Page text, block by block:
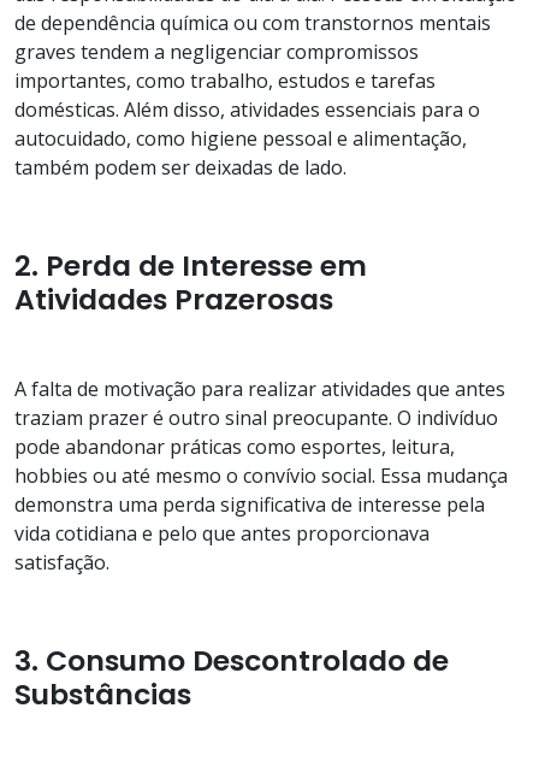
de dependência química ou com transtornos mentais
graves tendem a negligenciar compromissos
importantes, como trabalho, estudos e tarefas
domésticas. Além disso, atividades essenciais para o
autocuidado, como higiene pessoal e alimentação,
também podem ser deixadas de lado.
2. Perda de Interesse em
Atividades Prazerosas
A falta de motivação para realizar atividades que antes
traziam prazer é outro sinal preocupante. O indivíduo
pode abandonar práticas como esportes, leitura,
hobbies ou até mesmo o convívio social. Essa mudança
demonstra uma perda significativa de interesse pela
vida cotidiana e pelo que antes proporcionava
satisfação.
3. Consumo Descontrolado de
Substâncias